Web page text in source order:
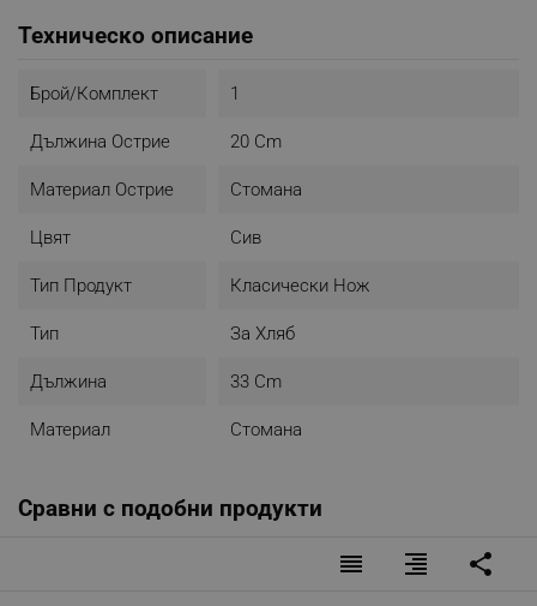
Техническо описание
Брой/комплект 1
Дължина Острие 20 Cm
Материал Острие Стомана
Цвят Cив
Тип Продукт Класически Нож
Тип За Хляб
Дължина 33 Cm
Материал Стомана
Сравни с подобни продукти
reorder format_align_right share